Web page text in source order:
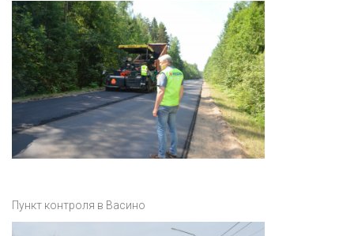
Пункт контроля в Васино